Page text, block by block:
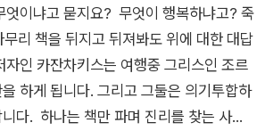
싶은 호기심도 아니고 지중해의 아름다운
도 아니다. 오로지 조르바라는 사람이 태
그 그리스라는 나라 자체가 궁금한 것이
는 실제로 만난 사람을 모델로 삼아 이 소
과연 그런 사람이 그리스에는 있을 것인
되겠고, 프로그램된 유전자 정보대로 그렇
유로운 삶이 아닌가 하는 생각도 문득 든
적인 사고일지 모르겠다. 여하간에 조르바
르바가 실존 인물을 모델
았다. 크레타에 있는 카잔차키스 기념관에
이들이다. 그것을 알아볼 수 있었던 화자의
떤 여행객이 그리스를 여행하면서 '조르
말할 때의 '조르바'(그 책을 읽을 때 아
를 읽지 않았을 때였다) 삶의 에너지로 충
을 말하는 것 같이 보였으나 이 책 속의 화
엇이냐고 묻지요? 무엇이 행복하냐고? 죽
리 책을 뒤지고 뒤져봐도 위에 대한 대답
자인 카잔차키스는 여행중 그리스인 조르
하게 됩니다. 그리고 그둘은 의기투합하
다. 하나는 책만 파며 진리를 찾는 사람